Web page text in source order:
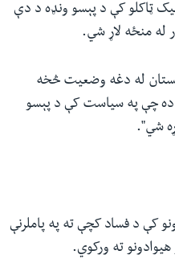
ټاکلو کې د پېسو ونډه د دې
له منځه لاړ شي.
له دغه وضعیت څخه
ده چې په سیاست کې د پېسو
شي".
کې د فساد کچې ته په پاملرنې
هیوادونو ته ورکوي.